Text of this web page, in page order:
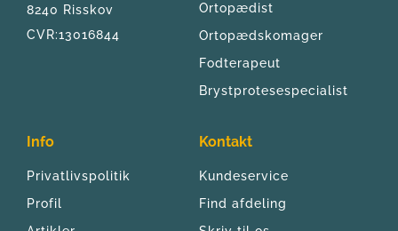
8240 Risskov
CVR:13016844
Ortopædist
Ortopædskomager
Fodterapeut
Brystprotesespecialist
Info
Privatlivspolitik
Profil
Kontakt
Kundeservice
Find afdeling